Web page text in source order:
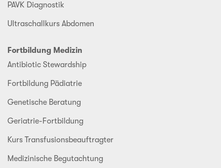
PAVK Diagnostik
Ultraschallkurs Abdomen
Fortbildung Medizin
Antibiotic Stewardship
Fortbildung Pädiatrie
Genetische Beratung
Geriatrie-Fortbildung
Kurs Transfusionsbeauftragter
Medizinische Begutachtung